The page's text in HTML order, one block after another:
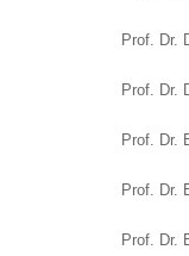
Prof. Dr.
Prof. Dr.
Prof. Dr.
Prof. Dr.
Prof. Dr.